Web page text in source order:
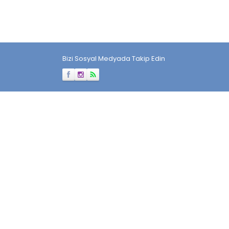
Bizi Sosyal Medyada Takip Edin